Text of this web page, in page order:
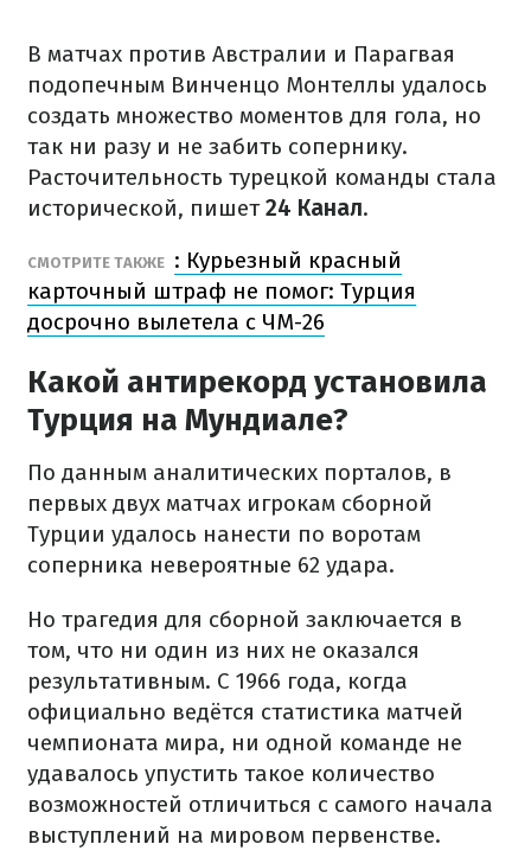
В матчах против Австралии и Парагвая
подопечным Винченцо Монтеллы удалось
создать множество моментов для гола, но
так ни разу и не забить сопернику.
Расточительность турецкой команды стала
исторической, пишет24 Канал.
СМОТРИТЕ ТАКЖЕ : Курьезный красный
карточный штраф не помог: Турция
досрочно вылетела с ЧМ-26
Какой антирекорд установила
Турция на Мундиале?
По данным аналитических порталов, в
первых двух матчах игрокам сборной
Турции удалось нанести по воротам
соперника невероятные 62 удара.
Но трагедия для сборной заключается в
том, что ни один из них не оказался
результативным. С 1966 года, когда
официально ведётся статистика матчей
чемпионата мира, ни одной команде не
удавалось упустить такое количество
возможностей отличиться с самого начала
выступлений на мировом первенстве.